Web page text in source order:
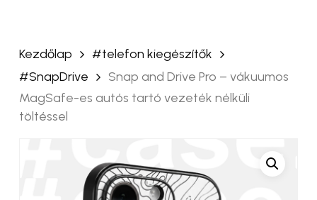
Kezdőlap
#telefon kiegészítők
#SnapDrive
Snap and Drive Pro – vákuumos
MagSafe-es autós tartó vezeték nélküli
töltéssel
Értékelésed *